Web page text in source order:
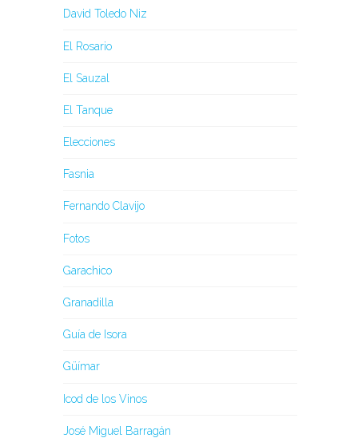
David Toledo Niz
El Rosario
El Sauzal
El Tanque
Elecciones
Fasnia
Fernando Clavijo
Fotos
Garachico
Granadilla
Guía de Isora
Güímar
Icod de los Vinos
José Miguel Barragán